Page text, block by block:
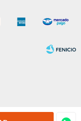
Fenicio